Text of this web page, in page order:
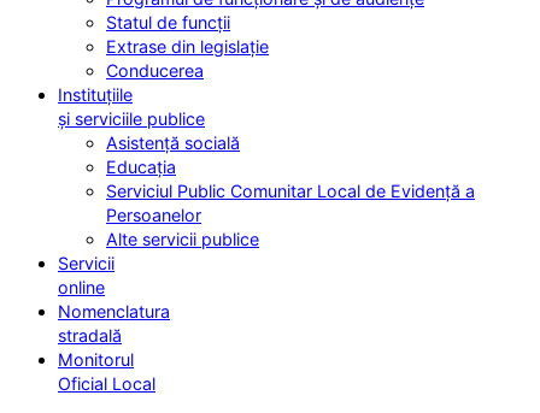
Statul de funcții
Extrase din legislație
Conducerea
Instituțiile
și serviciile publice
Asistență socială
Educația
Serviciul Public Comunitar Local de Evidență a
Persoanelor
Alte servicii publice
Servicii
online
Nomenclatura
stradală
Monitorul
Oficial Local